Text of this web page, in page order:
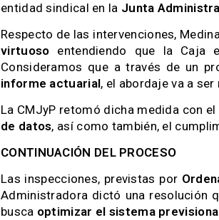
entidad sindical en la Junta
Respecto de las intervenciones,
virtuoso entendiendo que la Caja
Consideramos que a través de un
informe actuarial, el abordaje va a
La CMJyP retomó dicha medida con
de datos, así como también, el
CONTINUACIÓN DEL PROCESO
Las inspecciones, previstas por
Administradora dictó una resolución
busca optimizar el sistema